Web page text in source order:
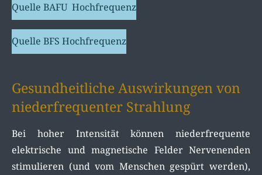
Quelle BAFU Hochfrequenz
Quelle BFS Hochfrequenz
Gesundheitliche Auswirkungen von
niederfrequenter Strahlung
Bei hoher Intensität können niederfrequente
elektrische und magnetische Felder Nervenenden
stimulieren (und vom Menschen gespürt werden),